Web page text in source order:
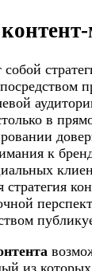
собой
в
к
из